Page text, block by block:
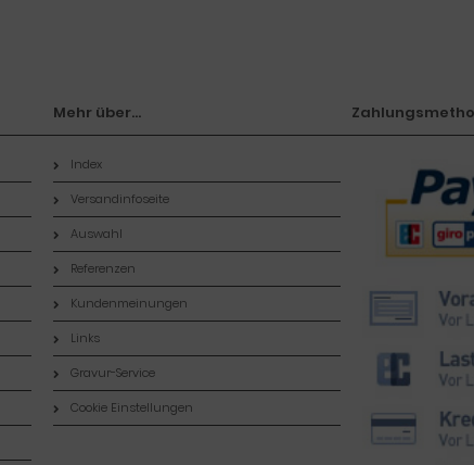
Mehr über...
Index
Versandinfoseite
Auswahl
Referenzen
Kundenmeinungen
Links
Gravur-Service
Cookie Einstellungen